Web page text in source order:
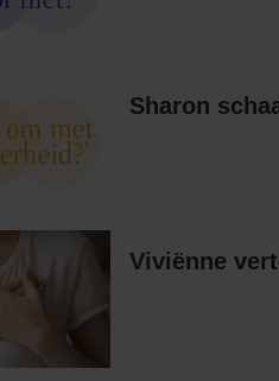
Sharon
Viviënne